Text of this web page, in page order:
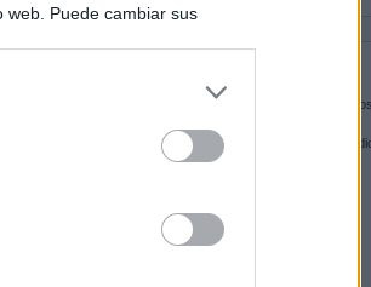
web. Puede cambiar sus
de
es la puerta de entrada a
Navega por las portadas de los
del otro extremo del mundo.